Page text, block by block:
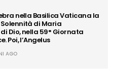
nella Basilica Vaticana la
di Maria
Dio, nella 59° Giornata
Poi, l’Angelus
AGO